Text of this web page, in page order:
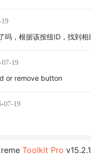
吗，根据该按纽ID，找到
07-19
or remove button
07-19
reme Toolkit Pro